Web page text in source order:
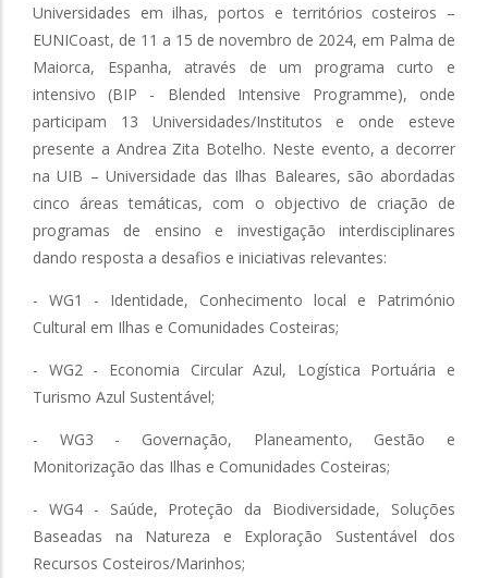
Universidades em ilhas, portos e territórios costeiros –
EUNICoast, de 11 a 15 de novembro de 2024, em Palma de
Maiorca, Espanha, através de um programa curto e
intensivo (BIP - Blended Intensive Programme), onde
participam 13 Universidades/Institutos e onde esteve
presente a Andrea Zita Botelho. Neste evento, a decorrer
na UIB – Universidade das Ilhas Baleares, são abordadas
cinco áreas temáticas, com o objectivo de criação de
programas de ensino e investigação interdisciplinares
dando resposta a desafios e iniciativas relevantes:
- WG1 - Identidade, Conhecimento local e Património
Cultural em Ilhas e Comunidades Costeiras;
- WG2 - Economia Circular Azul, Logística Portuária e
Turismo Azul Sustentável;
- WG3 - Governação, Planeamento, Gestão e
Monitorização das Ilhas e Comunidades Costeiras;
- WG4 - Saúde, Proteção da Biodiversidade, Soluções
Baseadas na Natureza e Exploração Sustentável dos
Recursos Costeiros/Marinhos;